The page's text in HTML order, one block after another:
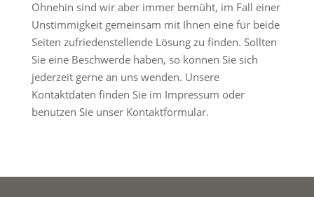
Ohnehin sind wir aber immer bemüht, im Fall einer
Unstimmigkeit gemeinsam mit Ihnen eine für beide
Seiten zufriedenstellende Lösung zu finden. Sollten
Sie eine Beschwerde haben, so können Sie sich
jederzeit gerne an uns wenden. Unsere
Kontaktdaten finden Sie im Impressum oder
benutzen Sie unser Kontaktformular.